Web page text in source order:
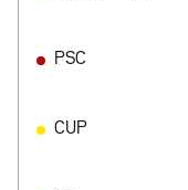
PSC
CUP